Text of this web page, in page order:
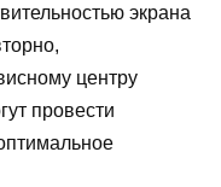
экрана
центру
провести